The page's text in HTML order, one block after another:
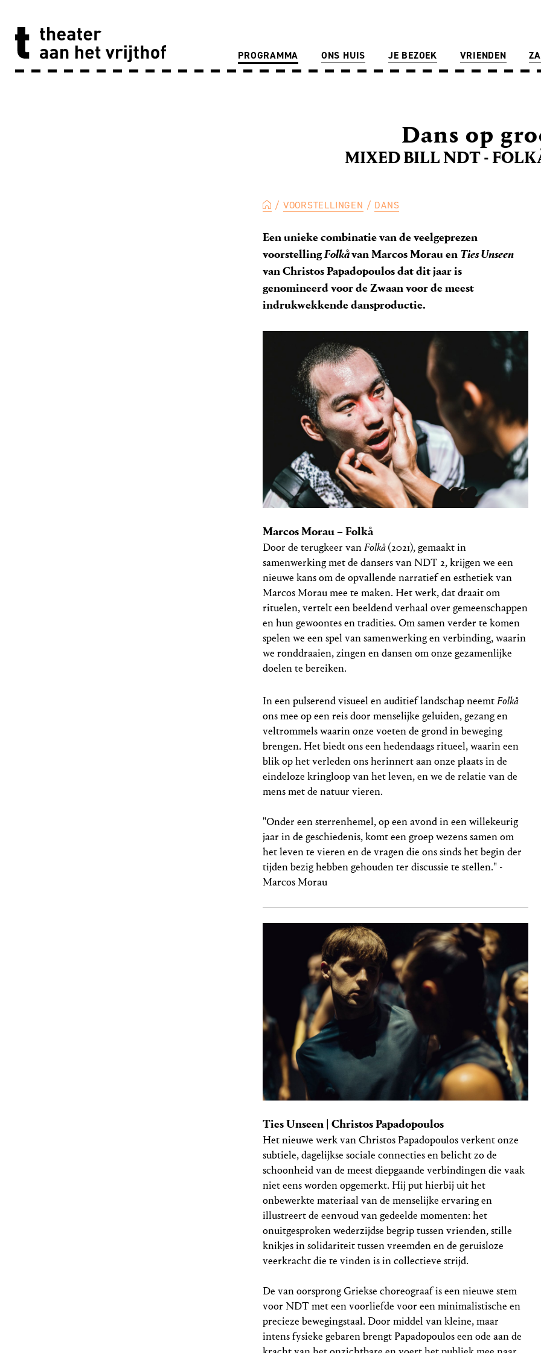
PROGRAMMA ONS HUIS JE BEZOEK VRIENDEN
MIXED BILL NDT -
Dans op
VOORSTELLINGEN DANS
Een unieke combinatie van de veelgeprezen
voorstellingFolkåvan Marcos Morau en Ties Unseen
van Christos Papadopoulos dat dit jaar is
genomineerd voor de Zwaan voor de meest
indrukwekkende dansproductie.
Marcos Morau – Folkå
Door de terugkeer vanFolkå(2021), gemaakt in
samenwerking met de dansers van NDT 2, krijgen we een
nieuwe kans om de opvallende narratief en esthetiek van
Marcos Morau mee te maken. Het werk, dat draait om
rituelen, vertelt een beeldend verhaal over gemeenschappen
en hun gewoontes en tradities. Om samen verder te komen
spelen we een spel van samenwerking en verbinding, waarin
we ronddraaien, zingen en dansen om onze gezamenlijke
doelen te bereiken.
In een pulserend visueel en auditief landschap neemtFolkå
ons mee op een reis door menselijke geluiden, gezang en
veltrommels waarin onze voeten de grond in beweging
brengen. Het biedt ons een hedendaags ritueel, waarin een
blik op het verleden ons herinnert aan onze plaats in de
eindeloze kringloop van het leven, en we de relatie van de
mens met de natuur vieren.
"Onder een sterrenhemel, op een avond in een willekeurig
jaar in de geschiedenis, komt een groep wezens samen om
het leven te vieren en de vragen die ons sinds het begin der
tijden bezig hebben gehouden ter discussie te stellen." -
Marcos Morau
Ties Unseen | Christos Papadopoulos
Het nieuwe werk van Christos Papadopoulos verkent onze
subtiele, dagelijkse sociale connecties en belicht zo de
schoonheid van de meest diepgaande verbindingen die vaak
niet eens worden opgemerkt. Hij put hierbij uit het
onbewerkte materiaal van de menselijke ervaring en
illustreert de eenvoud van gedeelde momenten: het
onuitgesproken wederzijdse begrip tussen vrienden, stille
knikjes in solidariteit tussen vreemden en de geruisloze
veerkracht die te vinden is in collectieve strijd.
De van oorsprong Griekse choreograaf is een nieuwe stem
voor NDT met een voorliefde voor een minimalistische en
precieze bewegingstaal. Door middel van kleine, maar
intens fysieke gebaren brengt Papadopoulos een ode aan de